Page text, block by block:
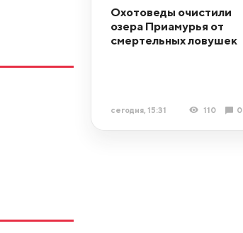
Охотоведы очистили
озера Приамурья от
смертельных ловушек
сегодня, 15:31 110 0